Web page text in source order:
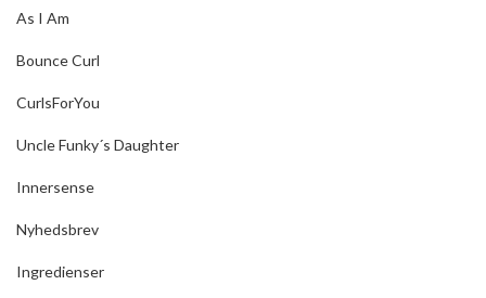
As I Am
Bounce Curl
CurlsForYou
Uncle Funky´s Daughter
Innersense
Nyhedsbrev
Ingredienser